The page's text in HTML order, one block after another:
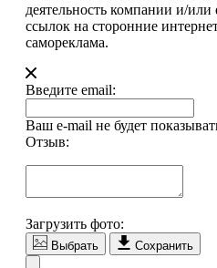
деятельность компании и/
ссылок на сторонние
самореклама.
Введите email:
Ваш e-mail не будет
Отзыв:
Загрузить фото:
Выбрать Сохранить